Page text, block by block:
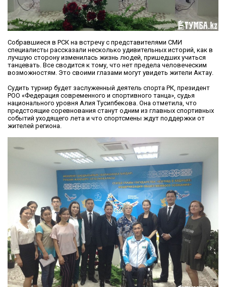
Собравшиеся в РСК на встречу с представителями СМИ
специалисты рассказали несколько удивительных историй, как в
лучшую сторону изменилась жизнь людей, пришедших учиться
танцевать. Все сводится к тому, что нет предела человеческим
возможностям. Это своими глазами могут увидеть жители Актау.
Судить турнир будет заслуженный деятель спорта РК, президент
РОО «Федерация современного и спортивного танца», судья
национального уровня Алия Тусипбекова. Она отметила, что
предстоящие соревнования станут одним из главных спортивных
событий уходящего лета и что спортсмены ждут поддержки от
жителей региона.